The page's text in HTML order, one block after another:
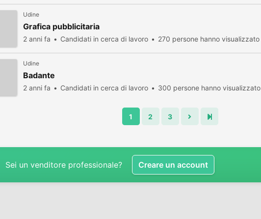
Udine
Grafica pubblicitaria
2 anni fa Candidati in cerca di lavoro 270 persone hanno visualizzato
Udine
Badante
2 anni fa Candidati in cerca di lavoro 300 persone hanno visualizzato
1 2 3
Sei un venditore professionale? Creare un account